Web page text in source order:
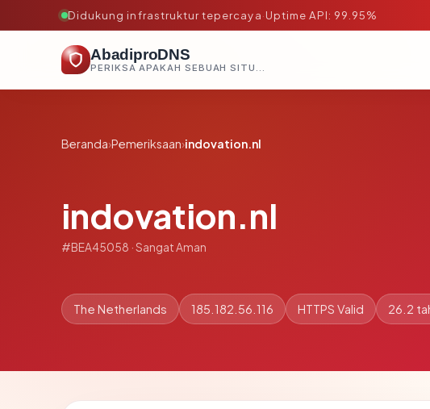
Didukung infrastruktur tepercaya·Uptime API: 99.95%
AbadiproDNS
PERIKSA APAKAH SEBUAH SITUS AMAN, TEPERCAYA, DAN TERVERIFIKASI DALAM HITUNGAN DETIK.
Beranda›Pemeriksaan›indovation.nl
indovation.nl
#BEA45058 · Sangat Aman
The Netherlands 185.182.56.116 HTTPS Valid 26.2